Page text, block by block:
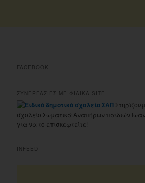
FACEBOOK
ΣΥΝΕΡΓΑΣΙΕΣ ΜΕ ΦΙΛΙΚΑ SITE
σχολείο Σωματικά Αναπήρων παιδιών
για να το επισκεφτείτε!
INFEED